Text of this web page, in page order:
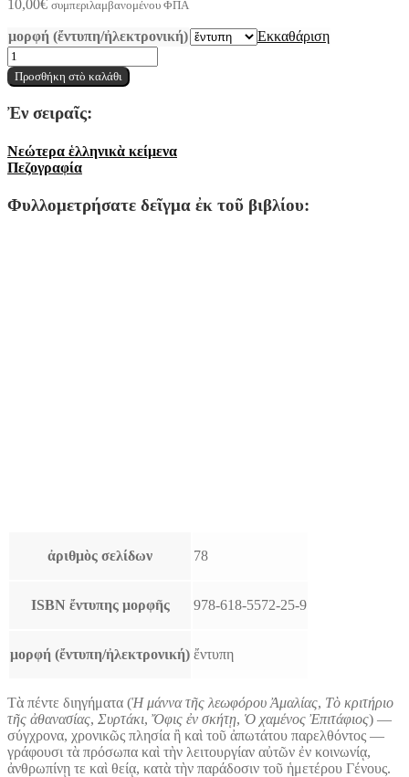
10,00€ συμπεριλαμβανομένου ΦΠΑ
μορφή (ἔντυπη/ἠλεκτρονική)
Εκκαθάριση
Κοινωνία
ποσότητα
Προσθήκη στὸ καλάθι
Ἐν σειραῖς:
Νεώτερα ἑλληνικὰ κείμενα
Πεζογραφία
Φυλλομετρήσατε δεῖγμα ἐκ τοῦ βιβλίου:
ἀριθμὸς σελίδων 78
ISBN ἔντυπης μορφῆς 978-618-5572-25-9
μορφή (ἔντυπη/ἠλεκτρονική) ἔντυπη
Τὰ πέντε διηγήματα (Ἡ μάννα τῆς λεωφόρου Ἀμαλίας, Τὸ κριτήριο
τῆς ἀθανασίας, Συρτάκι, Ὄφις ἐν σκήτῃ, Ὁ χαμένος Ἐπιτάφιος) —
σύγχρονα, χρονικῶς πλησία ἢ καὶ τοῦ ἀπωτάτου παρελθόντος —
γράφουσι τὰ πρόσωπα καὶ τὴν λειτουργίαν αὐτῶν ἐν κοινωνίᾳ,
ἀνθρωπίνῃ τε καὶ θείᾳ, κατὰ τὴν παράδοσιν τοῦ ἡμετέρου Γένους.